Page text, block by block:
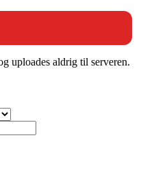
uploades aldrig til serveren.